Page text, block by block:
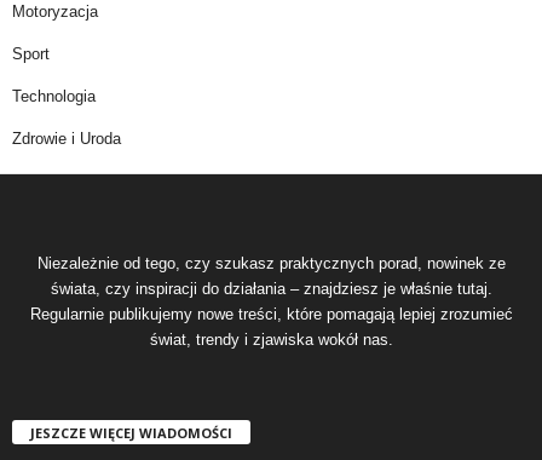
Motoryzacja
Sport
Technologia
Zdrowie i Uroda
Niezależnie od tego, czy szukasz praktycznych porad, nowinek ze
świata, czy inspiracji do działania – znajdziesz je właśnie tutaj.
Regularnie publikujemy nowe treści, które pomagają lepiej zrozumieć
świat, trendy i zjawiska wokół nas.
JESZCZE WIĘCEJ WIADOMOŚCI